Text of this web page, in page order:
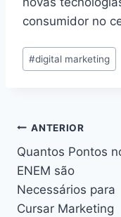
consumidor no
Tags
do
#digital marketing
Navegação
de
Post
ANTERIOR
Quantos Pontos
ENEM são
Necessários para
Cursar Marketing